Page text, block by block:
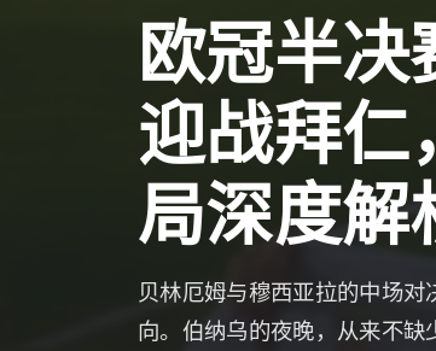
欧冠半
迎战拜
局深度解
贝林厄姆与穆西亚拉的中场
向。伯纳乌的夜晚，从来不缺